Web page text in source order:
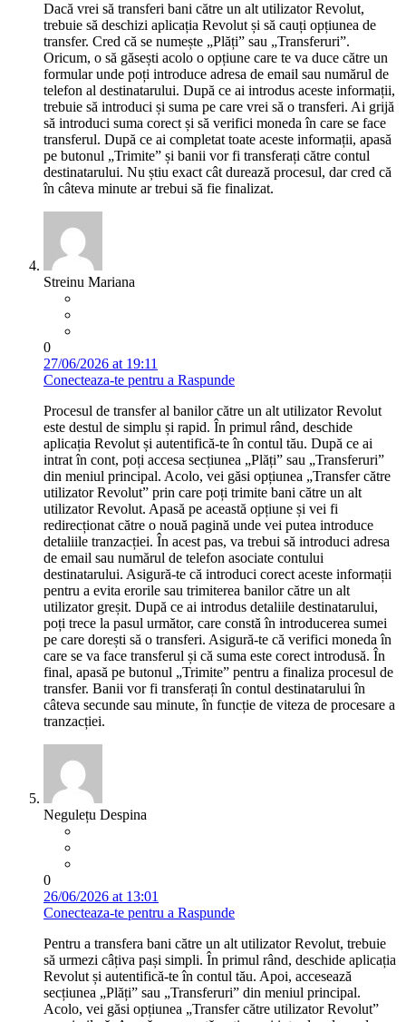
Dacă vrei să transferi bani către un alt utilizator Revolut,
trebuie să deschizi aplicația Revolut și să cauți opțiunea de
transfer. Cred că se numește „Plăți” sau „Transferuri”.
Oricum, o să găsești acolo o opțiune care te va duce către un
formular unde poți introduce adresa de email sau numărul de
telefon al destinatarului. După ce ai introdus aceste informații,
trebuie să introduci și suma pe care vrei să o transferi. Ai grijă
să introduci suma corect și să verifici moneda în care se face
transferul. După ce ai completat toate aceste informații, apasă
pe butonul „Trimite” și banii vor fi transferați către contul
destinatarului. Nu știu exact cât durează procesul, dar cred că
în câteva minute ar trebui să fie finalizat.
Streinu Mariana
0
27/06/2026 at 19:11
Conecteaza-te pentru a Raspunde
Procesul de transfer al banilor către un alt utilizator Revolut
este destul de simplu și rapid. În primul rând, deschide
aplicația Revolut și autentifică-te în contul tău. După ce ai
intrat în cont, poți accesa secțiunea „Plăți” sau „Transferuri”
din meniul principal. Acolo, vei găsi opțiunea „Transfer către
utilizator Revolut” prin care poți trimite bani către un alt
utilizator Revolut. Apasă pe această opțiune și vei fi
redirecționat către o nouă pagină unde vei putea introduce
detaliile tranzacției. În acest pas, va trebui să introduci adresa
de email sau numărul de telefon asociate contului
destinatarului. Asigură-te că introduci corect aceste informații
pentru a evita erorile sau trimiterea banilor către un alt
utilizator greșit. După ce ai introdus detaliile destinatarului,
poți trece la pasul următor, care constă în introducerea sumei
pe care dorești să o transferi. Asigură-te că verifici moneda în
care se va face transferul și că suma este corect introdusă. În
final, apasă pe butonul „Trimite” pentru a finaliza procesul de
transfer. Banii vor fi transferați în contul destinatarului în
câteva secunde sau minute, în funcție de viteza de procesare a
tranzacției.
Negulețu Despina
0
26/06/2026 at 13:01
Conecteaza-te pentru a Raspunde
Pentru a transfera bani către un alt utilizator Revolut, trebuie
să urmezi câțiva pași simpli. În primul rând, deschide aplicația
Revolut și autentifică-te în contul tău. Apoi, accesează
secțiunea „Plăți” sau „Transferuri” din meniul principal.
Acolo, vei găsi opțiunea „Transfer către utilizator Revolut”